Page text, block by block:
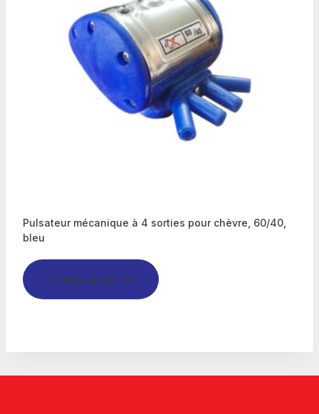
Pulsateur mécanique à 4 sorties pour chèvre, 60/40,
bleu
Lire la suite